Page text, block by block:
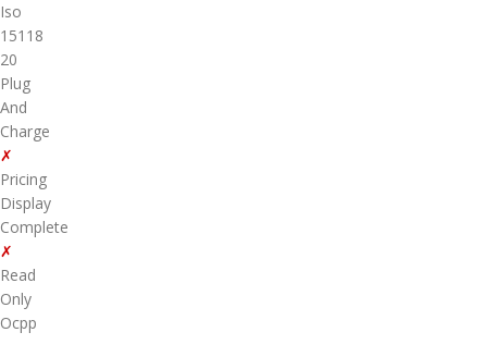
Iso
15118
20
Plug
And
Charge
✗
Pricing
Display
Complete
✗
Read
Only
Ocpp